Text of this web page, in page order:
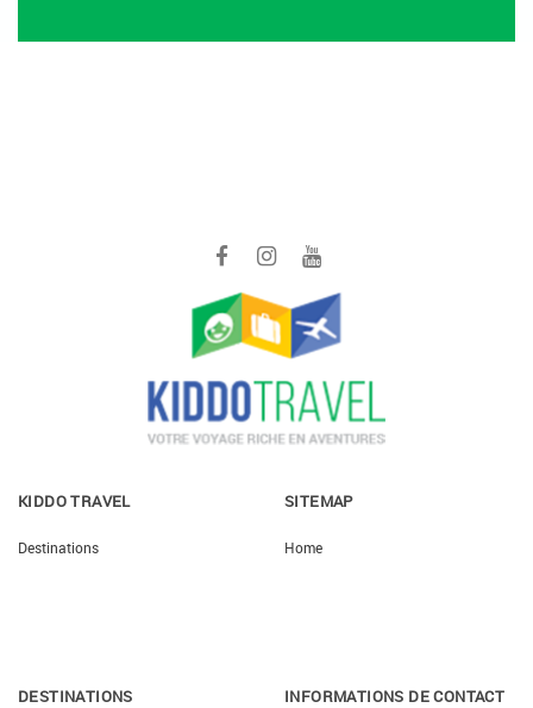
KIDDO TRAVEL
Destinations
SITEMAP
Home
DESTINATIONS INFORMATIONS DE CONTACT